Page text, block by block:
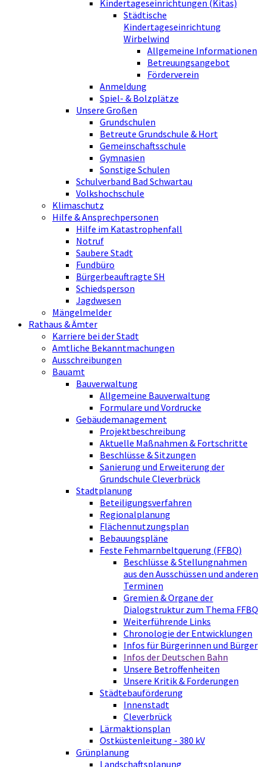
Kindertageseinrichtungen (Kitas)
Städtische
Kindertageseinrichtung
Wirbelwind
Allgemeine Informationen
Betreuungsangebot
Förderverein
Anmeldung
Spiel- & Bolzplätze
Unsere Großen
Grundschulen
Betreute Grundschule & Hort
Gemeinschaftsschule
Gymnasien
Sonstige Schulen
Schulverband Bad Schwartau
Volkshochschule
Klimaschutz
Hilfe & Ansprechpersonen
Hilfe im Katastrophenfall
Notruf
Saubere Stadt
Fundbüro
Bürgerbeauftragte SH
Schiedsperson
Jagdwesen
Mängelmelder
Rathaus & Ämter
Karriere bei der Stadt
Amtliche Bekanntmachungen
Ausschreibungen
Bauamt
Bauverwaltung
Allgemeine Bauverwaltung
Formulare und Vordrucke
Gebäudemanagement
Projektbeschreibung
Aktuelle Maßnahmen & Fortschritte
Beschlüsse & Sitzungen
Sanierung und Erweiterung der
Grundschule Cleverbrück
Stadtplanung
Beteiligungsverfahren
Regionalplanung
Flächennutzungsplan
Bebauungspläne
Feste Fehmarnbeltquerung (FFBQ)
Beschlüsse & Stellungnahmen
aus den Ausschüssen und anderen
Terminen
Gremien & Organe der
Dialogstruktur zum Thema FFBQ
Weiterführende Links
Chronologie der Entwicklungen
Infos für Bürgerinnen und Bürger
Infos der Deutschen Bahn
Unsere Betroffenheiten
Unsere Kritik & Forderungen
Städtebauförderung
Innenstadt
Cleverbrück
Lärmaktionsplan
Ostküstenleitung - 380 kV
Grünplanung
Landschaftsplanung